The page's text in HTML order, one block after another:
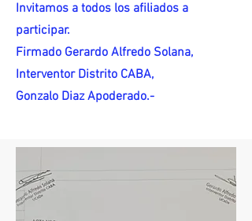
Invitamos a todos los afiliados a
participar.
Firmado Gerardo Alfredo Solana,
Interventor Distrito CABA,
Gonzalo Diaz Apoderado.-